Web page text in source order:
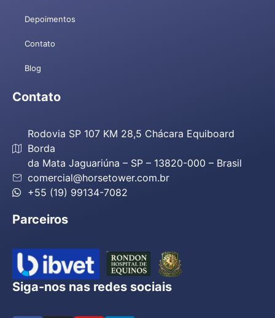
Depoimentos
Contato
Blog
Contato
Rodovia SP 107 KM 28,5 Chácara Equiboard
Borda
da Mata Jaguariúna – SP – 13820-000 – Brasil
comercial@horsetower.com.br
+55 (19) 99134-7082
Parceiros
Siga-nos nas redes sociais